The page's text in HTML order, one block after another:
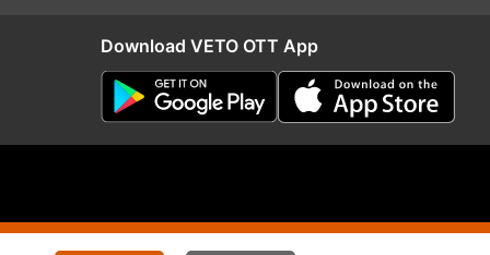
Download VETO OTT App